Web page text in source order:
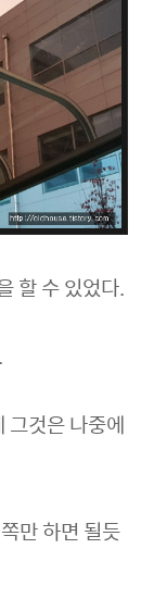
할 수 있었다.
그것은 나중에
만 하면 될듯